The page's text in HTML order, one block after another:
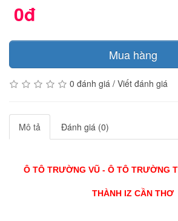
0đ
Mua hàng
0 đánh giá / Viết đánh giá
Mô tả Đánh giá (0)
Ô TÔ TRƯỜNG VŨ - Ô TÔ TRƯỜNG
THÀNH IZ CẦN THƠ